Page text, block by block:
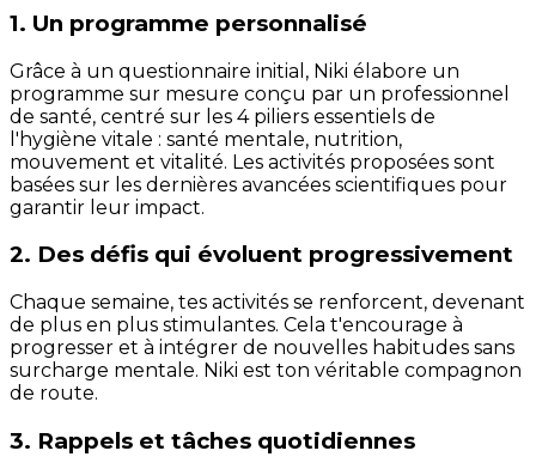
1. Un programme personnalisé
Grâce à un questionnaire initial, Niki élabore un
programme sur mesure conçu par un professionnel
de santé, centré sur les 4 piliers essentiels de
l'hygiène vitale : santé mentale, nutrition,
mouvement et vitalité. Les activités proposées sont
basées sur les dernières avancées scientifiques pour
garantir leur impact.
2. Des défis qui évoluent progressivement
Chaque semaine, tes activités se renforcent, devenant
de plus en plus stimulantes. Cela t'encourage à
progresser et à intégrer de nouvelles habitudes sans
surcharge mentale. Niki est ton véritable compagnon
de route.
3. Rappels et tâches quotidiennes